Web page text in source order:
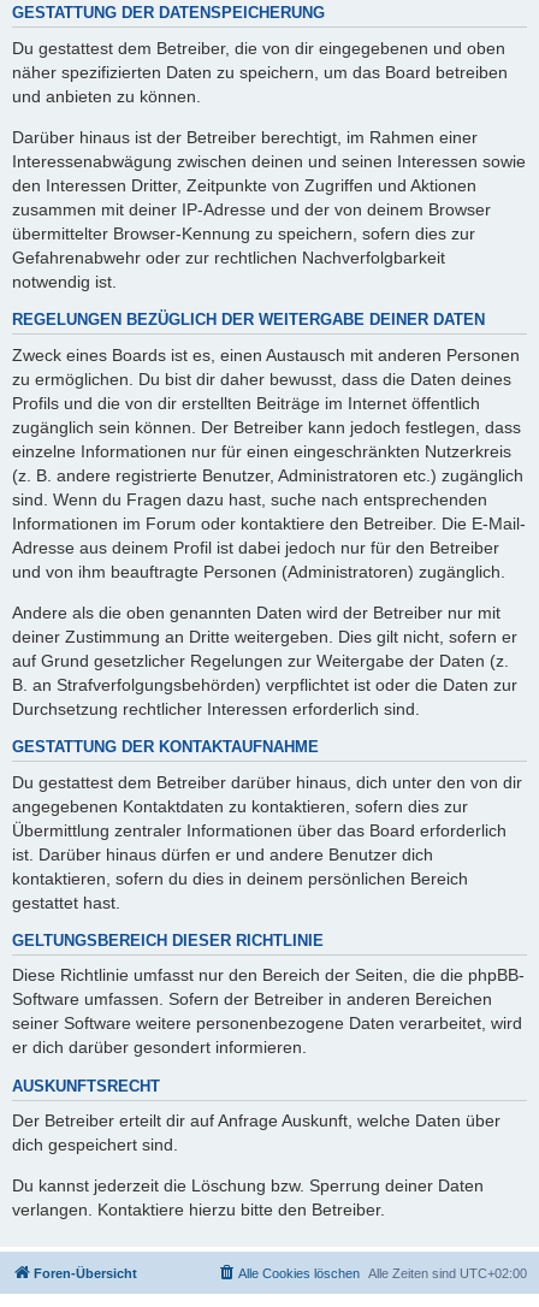
GESTATTUNG DER DATENSPEICHERUNG
Du gestattest dem Betreiber, die von dir eingegebenen und oben
näher spezifizierten Daten zu speichern, um das Board betreiben
und anbieten zu können.
Darüber hinaus ist der Betreiber berechtigt, im Rahmen einer
Interessenabwägung zwischen deinen und seinen Interessen sowie
den Interessen Dritter, Zeitpunkte von Zugriffen und Aktionen
zusammen mit deiner IP-Adresse und der von deinem Browser
übermittelter Browser-Kennung zu speichern, sofern dies zur
Gefahrenabwehr oder zur rechtlichen Nachverfolgbarkeit
notwendig ist.
REGELUNGEN BEZÜGLICH DER WEITERGABE DEINER DATEN
Zweck eines Boards ist es, einen Austausch mit anderen Personen
zu ermöglichen. Du bist dir daher bewusst, dass die Daten deines
Profils und die von dir erstellten Beiträge im Internet öffentlich
zugänglich sein können. Der Betreiber kann jedoch festlegen, dass
einzelne Informationen nur für einen eingeschränkten Nutzerkreis
(z. B. andere registrierte Benutzer, Administratoren etc.) zugänglich
sind. Wenn du Fragen dazu hast, suche nach entsprechenden
Informationen im Forum oder kontaktiere den Betreiber. Die E-Mail-
Adresse aus deinem Profil ist dabei jedoch nur für den Betreiber
und von ihm beauftragte Personen (Administratoren) zugänglich.
Andere als die oben genannten Daten wird der Betreiber nur mit
deiner Zustimmung an Dritte weitergeben. Dies gilt nicht, sofern er
auf Grund gesetzlicher Regelungen zur Weitergabe der Daten (z.
B. an Strafverfolgungsbehörden) verpflichtet ist oder die Daten zur
Durchsetzung rechtlicher Interessen erforderlich sind.
GESTATTUNG DER KONTAKTAUFNAHME
Du gestattest dem Betreiber darüber hinaus, dich unter den von dir
angegebenen Kontaktdaten zu kontaktieren, sofern dies zur
Übermittlung zentraler Informationen über das Board erforderlich
ist. Darüber hinaus dürfen er und andere Benutzer dich
kontaktieren, sofern du dies in deinem persönlichen Bereich
gestattet hast.
GELTUNGSBEREICH DIESER RICHTLINIE
Diese Richtlinie umfasst nur den Bereich der Seiten, die die phpBB-
Software umfassen. Sofern der Betreiber in anderen Bereichen
seiner Software weitere personenbezogene Daten verarbeitet, wird
er dich darüber gesondert informieren.
AUSKUNFTSRECHT
Der Betreiber erteilt dir auf Anfrage Auskunft, welche Daten über
dich gespeichert sind.
Du kannst jederzeit die Löschung bzw. Sperrung deiner Daten
verlangen. Kontaktiere hierzu bitte den Betreiber.
Foren-Übersicht Alle Zeiten sind UTC+02:00
Alle Cookies löschen